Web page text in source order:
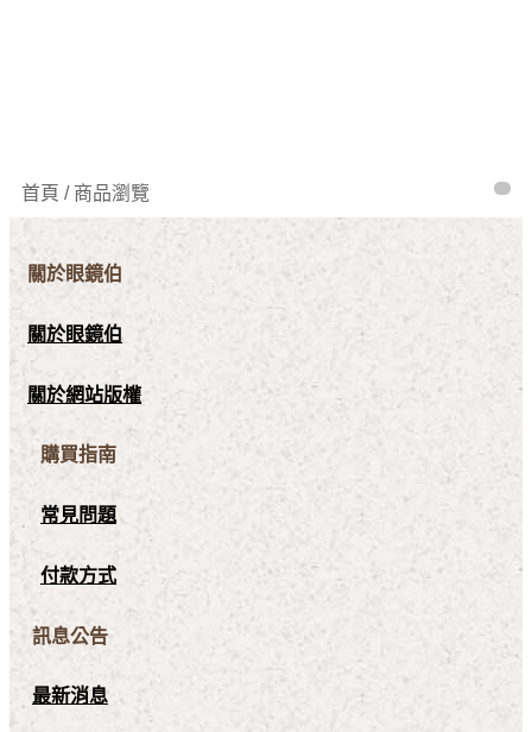
首頁 / 商品瀏覽
關於眼鏡伯
關於眼鏡伯
關於網站版權
購買指南
常見問題
付款方式
訊息公告
最新消息